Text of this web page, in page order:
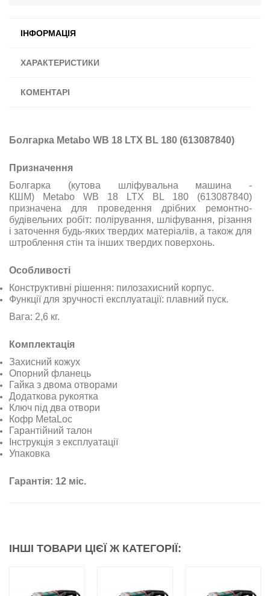
ІНФОРМАЦІЯ
ХАРАКТЕРИСТИКИ
КОМЕНТАРІ
Болгарка Metabo WB 18 LTX BL 180 (613087840)
Призначення
Болгарка (кутова шліфувальна машина -
КШМ) Metabo WB 18 LTX BL 180 (613087840)
призначена для проведення дрібних ремонтно-
будівельних робіт: полірування, шліфування, різання
і заточення будь-яких твердих матеріалів, а також для
штроблення стін та інших твердих поверхонь.
Особливості
Конструктивні рішення: пилозахисний корпус.
Функції для зручності експлуатації: плавний пуск.
Вага: 2,6 кг.
Комплектація
Захисний кожух
Опорний фланець
Гайка з двома отворами
Додаткова рукоятка
Ключ під два отвори
Кофр MetaLoc
Гарантійний талон
Інструкція з експлуатації
Упаковка
Гарантія: 12 міс.
ІНШІ ТОВАРИ ЦІЄЇ Ж КАТЕГОРІЇ: